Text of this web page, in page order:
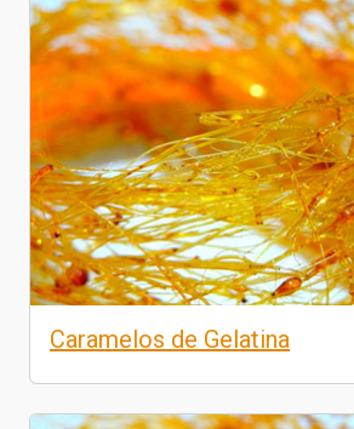
Caramelos de Gelatina